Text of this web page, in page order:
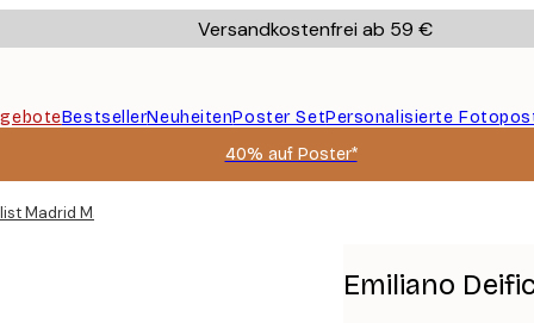
Versandkostenfrei ab 59 €
BestsellerNeuheitenPoster SetPersonalisierte
40% auf Poster*
Madrid Map Poster
Emiliano